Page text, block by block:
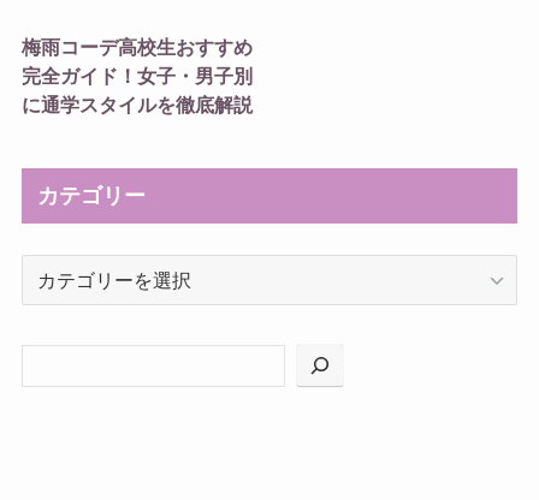
梅雨コーデ高校生おすすめ
完全ガイド！女子・男子別
に通学スタイルを徹底解説
カテゴリー
ー